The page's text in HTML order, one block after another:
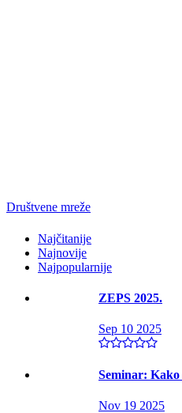
Društvene mreže
Najčitanije
Najnovije
Najpopularnije
ZEPS 2025.
Sep 10 2025
Seminar:
Nov 19 2025